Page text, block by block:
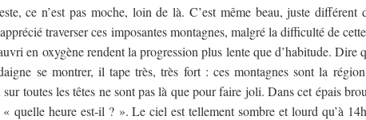
ce n’est pas moche, loin de là. C’est même beau, juste
traverser ces imposantes montagnes, malgré la difficulté de
en oxygène rendent la progression plus lente que d’habitude.
se montrer, il tape très, très fort : ces montagnes sont la
sur toutes les têtes ne sont pas là que pour faire joli. Dans cet épais
« quelle heure est-il ? ». Le ciel est tellement sombre et lourd qu’à